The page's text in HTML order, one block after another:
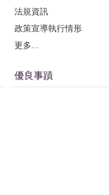
法規資訊
政策宣導執行情形
更多...
優良事蹟